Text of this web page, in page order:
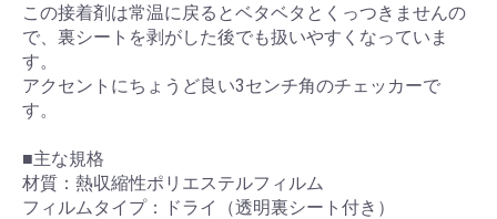
この接着剤は常温に戻るとベタベタとくっつきませんの
で、裏シートを剥がした後でも扱いやすくなっていま
す。
アクセントにちょうど良い3センチ角のチェッカーで
す。
■主な規格
材質：熱収縮性ポリエステルフィルム
フィルムタイプ：ドライ（透明裏シート付き）